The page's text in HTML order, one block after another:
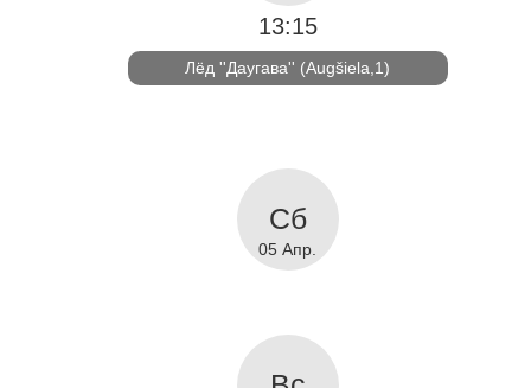
13:15
Лёд ''Даугава'' (Augšiela,1)
05 Апр.